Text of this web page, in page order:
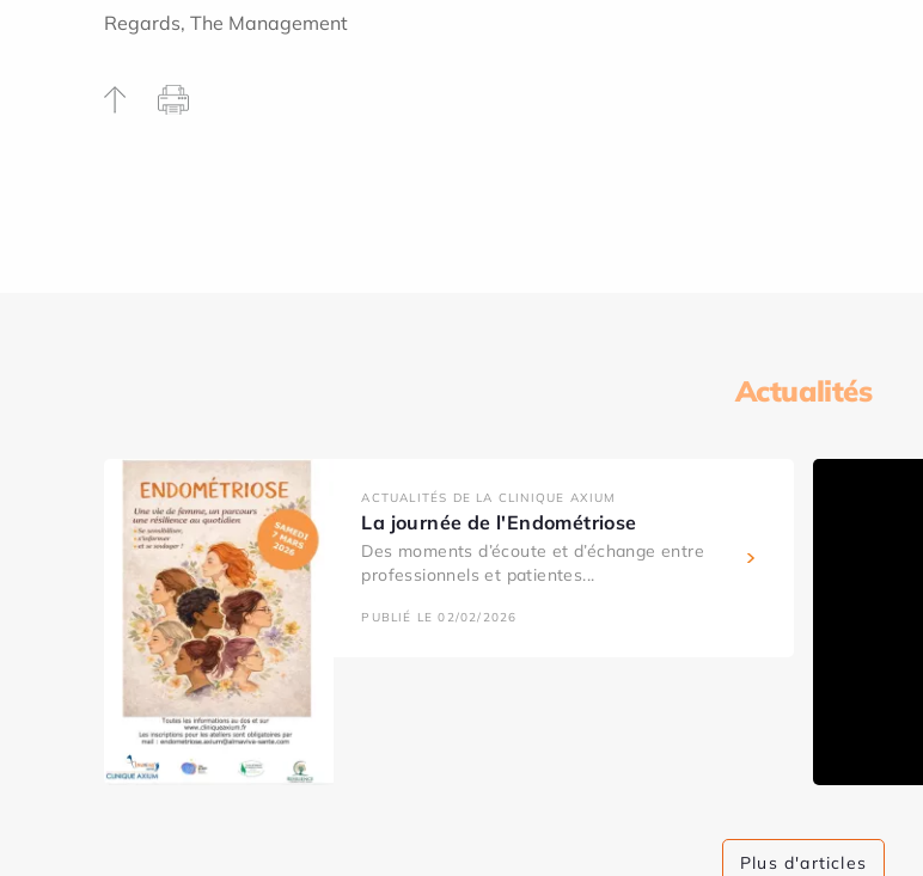
Regards, The Management
Actualités
ACTUALITÉS DE LA CLINIQUE AXIUM
La journée de l'Endométriose
Des moments d’écoute et d’échange entre
professionnels et patientes...
PUBLIÉ LE 02/02/2026
Plus d'articles